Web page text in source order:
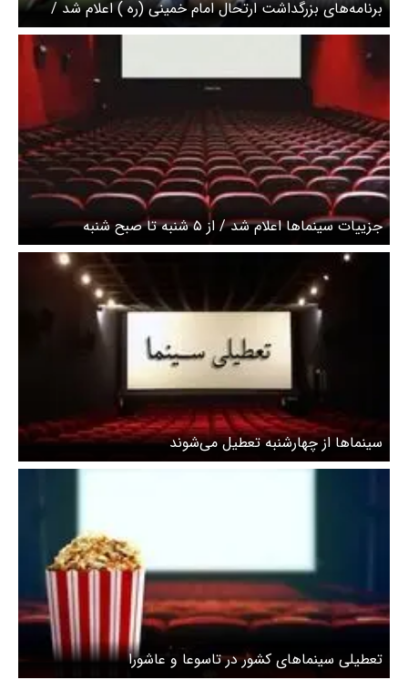
برنامه‌های بزرگداشت ارتحال امام خمینی (ره ) اعلام شد /
حسن خمینی سخنرانی نمی‌کند
جزییات سینماها اعلام شد / از ۵ شنبه تا صبح شنبه
سینماها از چهارشنبه تعطیل می‌شوند
تعطیلی سینماهای کشور در تاسوعا و عاشورا